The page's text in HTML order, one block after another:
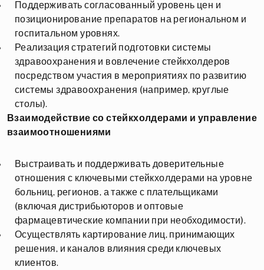
Поддерживать согласованный уровень цен и
позиционирование препаратов на региональном и
госпитальном уровнях.
Реализация стратегий подготовки системы
здравоохранения и вовлечение стейкхолдеров
посредством участия в мероприятиях по развитию
системы здравоохранения (например, круглые
столы).
Взаимодействие со стейкхолдерами и управление
взаимоотношениями
Выстраивать и поддерживать доверительные
отношения с ключевыми стейкхолдерами на уровне
больниц, регионов, а также с плательщиками
(включая дистрибьюторов и оптовые
фармацевтические компании при необходимости).
Осуществлять картирование лиц, принимающих
решения, и каналов влияния среди ключевых
клиентов.